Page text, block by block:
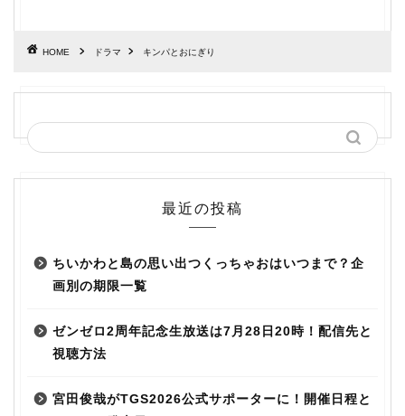
HOME ドラマ キンパとおにぎり
最近の投稿
ちいかわと島の思い出つくっちゃおはいつまで？企
画別の期限一覧
ゼンゼロ2周年記念生放送は7月28日20時！配信先と
視聴方法
宮田俊哉がTGS2026公式サポーターに！開催日程と